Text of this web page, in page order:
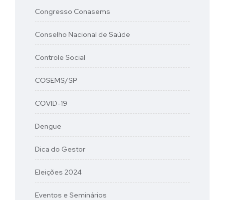
Congresso Conasems
Conselho Nacional de Saúde
Controle Social
COSEMS/SP
COVID-19
Dengue
Dica do Gestor
Eleições 2024
Eventos e Seminários